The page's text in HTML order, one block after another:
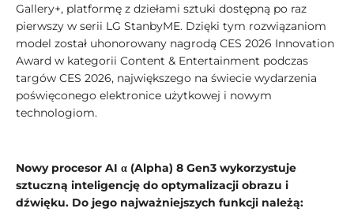
Gallery+, platformę z dziełami sztuki dostępną po raz
pierwszy w serii LG StanbyME. Dzięki tym rozwiązaniom
model został uhonorowany nagrodą CES 2026 Innovation
Award w kategorii Content & Entertainment podczas
targów CES 2026, największego na świecie wydarzenia
poświęconego elektronice użytkowej i nowym
technologiom.
Nowy procesor AI α (Alpha) 8 Gen3 wykorzystuje
sztuczną inteligencję do optymalizacji obrazu i
dźwięku. Do jego najważniejszych funkcji należą: